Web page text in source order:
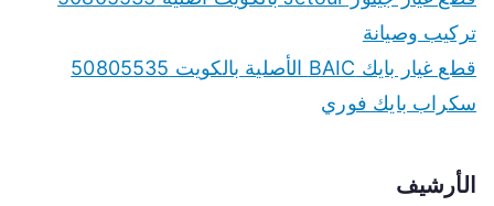
تركيب وصيانة
قطع غيار بايك BAIC الأصلية بالكويت 50805535
سكراب بايك فوري
الأرشيف